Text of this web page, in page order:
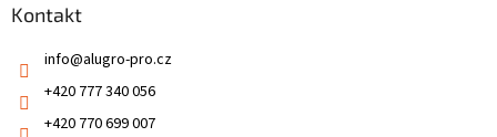
Kontakt
info@alugro-pro.cz
+420 777 340 056
+420 770 699 007